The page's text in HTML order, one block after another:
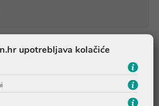
dnevnoj dozi (1 čajna žličica=5 ml):
upotrebljava kolačiće